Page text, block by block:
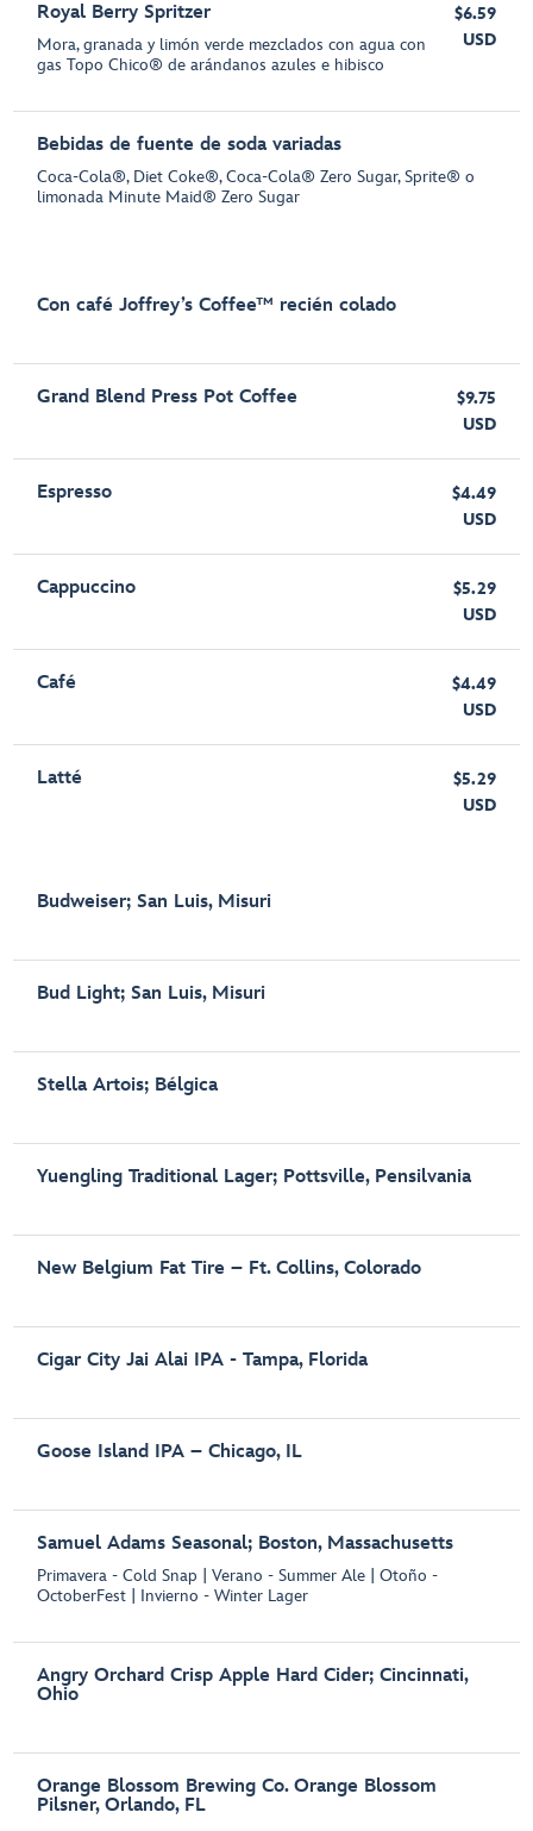
Royal Berry Spritzer
Mora, granada y limón verde mezclados con agua con
gas Topo Chico® de arándanos azules e hibisco
$6.59
USD
Bebidas de fuente de soda variadas
Coca-Cola®, Diet Coke®, Coca-Cola® Zero Sugar, Sprite® o
limonada Minute Maid® Zero Sugar
Con café Joffrey’s Coffee™ recién colado
Grand Blend Press Pot Coffee
$9.75
USD
Espresso
$4.49
USD
Cappuccino
$5.29
USD
Café
$4.49
USD
Latté
$5.29
USD
Budweiser; San Luis, Misuri
Bud Light; San Luis, Misuri
Stella Artois; Bélgica
Yuengling Traditional Lager; Pottsville, Pensilvania
New Belgium Fat Tire – Ft. Collins, Colorado
Cigar City Jai Alai IPA - Tampa, Florida
Goose Island IPA – Chicago, IL
Samuel Adams Seasonal; Boston, Massachusetts
Primavera - Cold Snap | Verano - Summer Ale | Otoño -
OctoberFest | Invierno - Winter Lager
Angry Orchard Crisp Apple Hard Cider; Cincinnati,
Ohio
Orange Blossom Brewing Co. Orange Blossom
Pilsner, Orlando, FL